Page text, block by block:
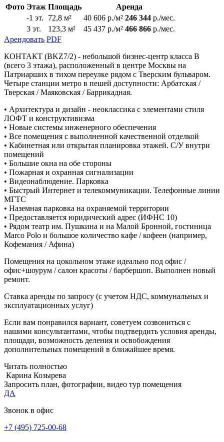
Фото Этаж Площадь
Аренда
-1 эт.
72,8 м² 40 606 р./м² 246 344 р./мес.
3 эт.
123,3 м² 45 437 р./м² 466 866 р./мес.
Арендовать PDF
КОНТАКТ (BKZ7/2) - небольшой бизнес-центр класса В
(всего 3 этажа), расположенный в центре Москвы на
Патриарших в тихом переулке рядом с Тверским бульваром.
Четыре станции метро в пешей доступности: Арбатская /
Тверская / Маяковская / Баррикадная.
• Архитектура и дизайн - неоклассика с элементами стиля
ЛОФТ и конструктивизма
• Новые системы инженерного обеспечения
• Все помещения с выполненной качественной отделкой
• Кабинетная или открытая планировка этажей. С/У внутри
помещений
• Большие окна на обе стороны
• Пожарная и охранная сигнализации
• Видеонаблюдение. Парковка
• Быстрый Интернет и телекоммуникации. Телефонные линии
МГТС
• Наземная парковка на охраняемой территории
• Предоставляется юридический адрес (ИФНС 10)
• Рядом театр им. Пушкина и на Малой Бронной, гостиница
Marco Polo и большое количество кафе / кофеен (например,
Кофемания / Афина)
Помещения на цокольном этаже идеально под офис /
офис+шоурум / салон красоты / барбершоп. Выполнен новый
ремонт.
Ставка аренды по запросу (с учетом НДС, коммунальных и
эксплуатационных услуг)
Если вам понравился вариант, советуем созвониться с
нашими консультантами, чтобы подтвердить условия аренды,
площади, возможность деления и освобождения
дополнительных помещений в ближайшее время.
Читать полностью
Карина Козырева
Запросить план, фотографии, видео тур помещения
ДА
Звонок в офис
+7 (495) 725-00-68